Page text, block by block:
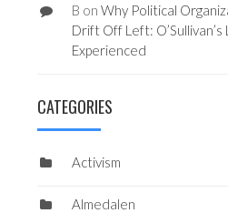
B on Why Political
Drift Off Left: O’Sullivan’s
Experienced
CATEGORIES
Activism
Almedalen